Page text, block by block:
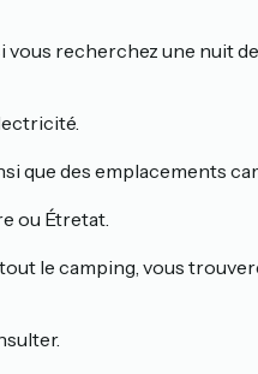
vous recherchez une nuit
que des emplacements
ou Étretat.
le camping, vous